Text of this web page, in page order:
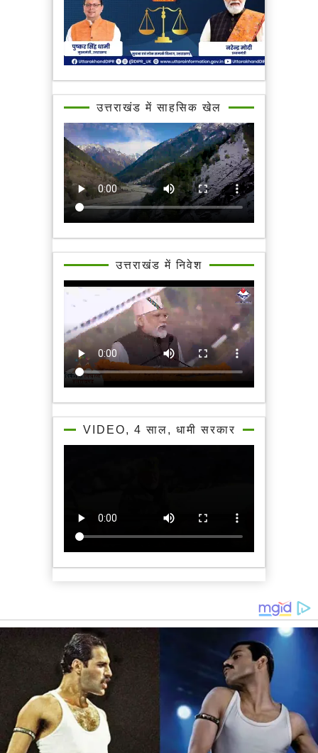
उत्तराखंड में साहसिक खेल
उत्तराखंड में निवेश
VIDEO, 4 साल, धामी सरकार